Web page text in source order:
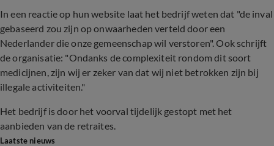
In een reactie op hun website laat het bedrijf weten dat "de inval
gebaseerd zou zijn op onwaarheden verteld door een
Nederlander die onze gemeenschap wil verstoren". Ook schrijft
de organisatie: "Ondanks de complexiteit rondom dit soort
medicijnen, zijn wij er zeker van dat wij niet betrokken zijn bij
illegale activiteiten."
Het bedrijf is door het voorval tijdelijk gestopt met het
aanbieden van de retraites.
Laatste nieuws